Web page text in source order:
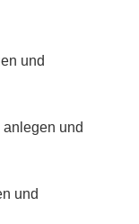
und
und
und